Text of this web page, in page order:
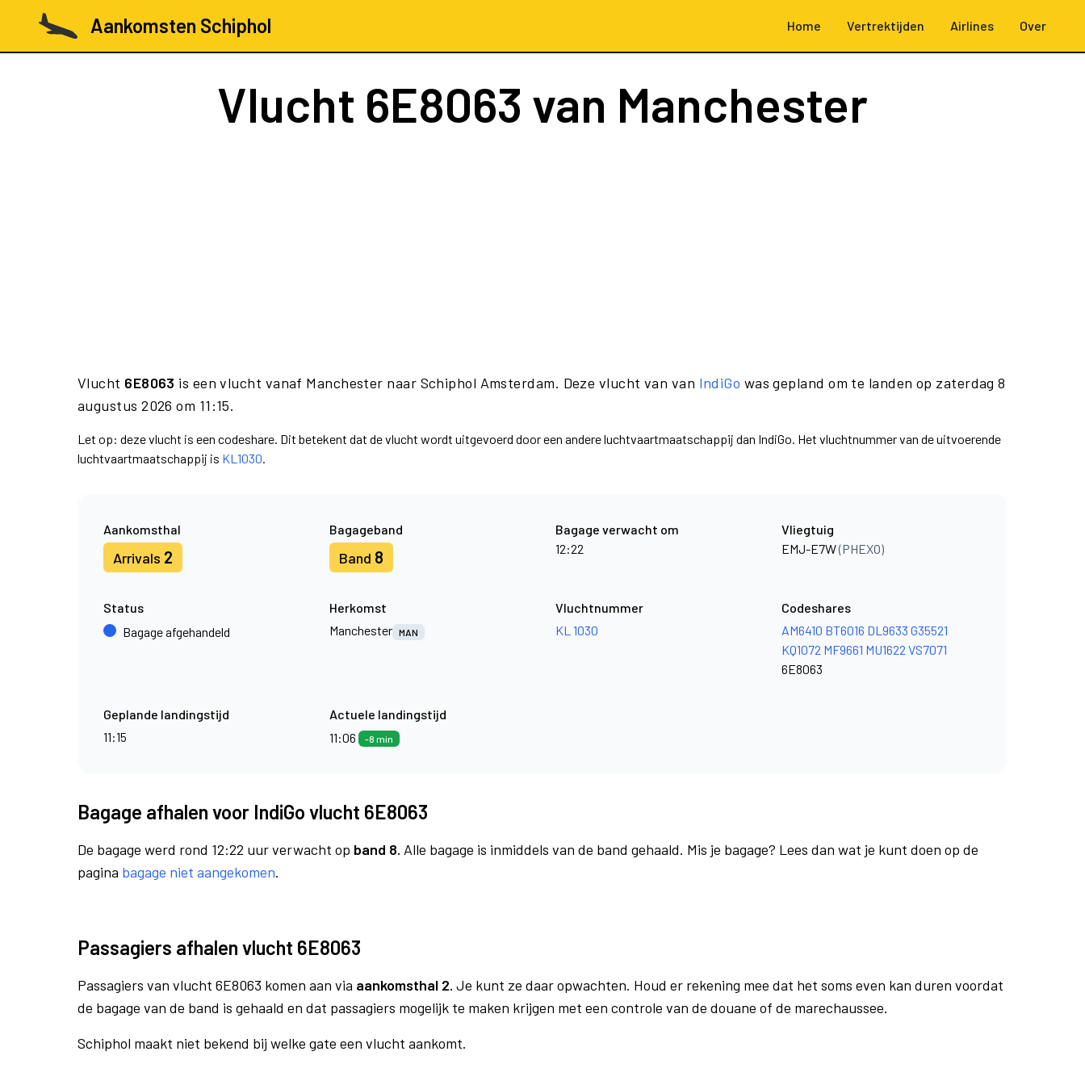
Aankomsten Schiphol Home Vertrektijden Airlines Over
Vlucht 6E8063 van Manchester
Vlucht 6E8063 is een vlucht vanaf Manchester naar Schiphol Amsterdam. Deze vlucht van van IndiGo was gepland om te landen op zaterdag 8
augustus 2026 om 11:15.
Let op: deze vlucht is een codeshare. Dit betekent dat de vlucht wordt uitgevoerd door een andere luchtvaartmaatschappij dan IndiGo. Het vluchtnummer van de uitvoerende
luchtvaartmaatschappij is KL1030.
Aankomsthal
Arrivals 2
Bagageband
Band 8
Bagage verwacht om
12:22
Vliegtuig
EMJ-E7W(PHEXO)
Status
Bagage afgehandeld
Herkomst
Manchester MAN
Vluchtnummer
KL 1030
Codeshares
AM6410 BT6016 DL9633 G35521
KQ1072 MF9661 MU1622 VS7071
6E8063
Geplande landingstijd
11:15
Actuele landingstijd
11:06
-8 min
Bagage afhalen voor IndiGo vlucht 6E8063
De bagage werd rond 12:22 uur verwacht op band 8. Alle bagage is inmiddels van de band gehaald. Mis je bagage? Lees dan wat je kunt doen op de
pagina bagage niet aangekomen.
Passagiers afhalen vlucht 6E8063
Passagiers van vlucht 6E8063 komen aan via aankomsthal 2. Je kunt ze daar opwachten. Houd er rekening mee dat het soms even kan duren voordat
de bagage van de band is gehaald en dat passagiers mogelijk te maken krijgen met een controle van de douane of de marechaussee.
Schiphol maakt niet bekend bij welke gate een vlucht aankomt.